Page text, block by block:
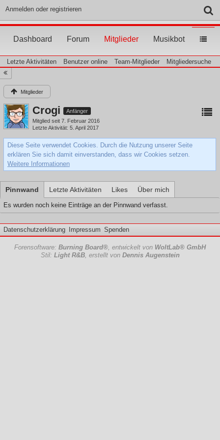
Anmelden oder registrieren
Dashboard Forum Mitglieder Musikbot
Letzte Aktivitäten Benutzer online Team-Mitglieder Mitgliedersuche
Mitglieder
Crogi
Anfänger
Mitglied seit 7. Februar 2016
Letzte Aktivität 5. April 2017
Diese Seite verwendet Cookies. Durch die Nutzung unserer Seite
erklären Sie sich damit einverstanden, dass wir Cookies setzen.
Weitere Informationen
Pinnwand Letzte Aktivitäten Likes Über mich
Es wurden noch keine Einträge an der Pinnwand verfasst.
Datenschutzerklärung Impressum Spenden
Forensoftware: Burning Board®, entwickelt von WoltLab® GmbH
Stil: Light R&B, erstellt von Dennis Augenstein